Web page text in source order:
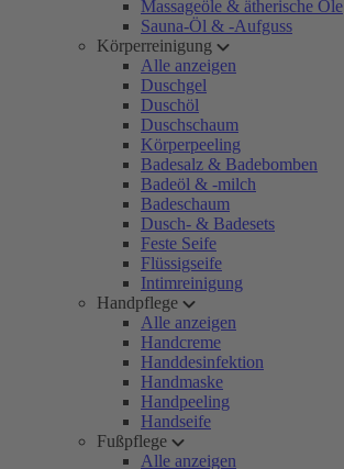
Massageöle & ätherische Öle
Sauna-Öl & -Aufguss
Körperreinigung
Alle anzeigen
Duschgel
Duschöl
Duschschaum
Körperpeeling
Badesalz & Badebomben
Badeöl & -milch
Badeschaum
Dusch- & Badesets
Feste Seife
Flüssigseife
Intimreinigung
Handpflege
Alle anzeigen
Handcreme
Handdesinfektion
Handmaske
Handpeeling
Handseife
Fußpflege
Alle anzeigen